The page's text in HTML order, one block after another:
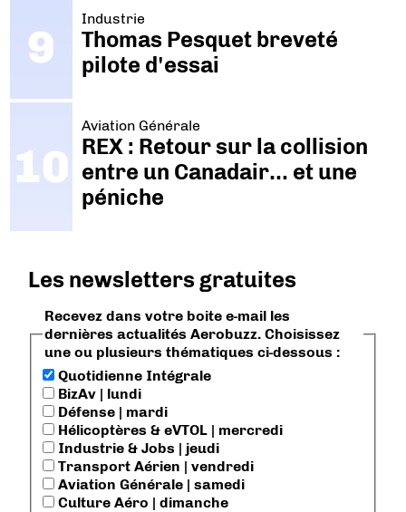
Industrie
Thomas Pesquet breveté
pilote d'essai
Aviation Générale
REX : Retour sur la collision
entre un Canadair… et une
péniche
Les newsletters gratuites
Recevez dans votre boite e-mail les
dernières actualités Aerobuzz. Choisissez
une ou plusieurs thématiques ci-dessous :
Quotidienne Intégrale
BizAv | lundi
Défense | mardi
Hélicoptères & eVTOL | mercredi
Industrie & Jobs | jeudi
Transport Aérien | vendredi
Aviation Générale | samedi
Culture Aéro | dimanche